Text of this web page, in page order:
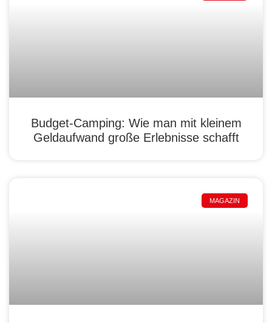
Budget-Camping: Wie man mit kleinem
Geldaufwand große Erlebnisse schafft
MAGAZIN